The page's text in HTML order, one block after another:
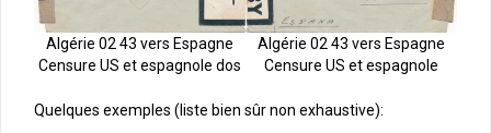
Algérie 02 43 vers Espagne
Censure US et espagnole dos
Algérie 02 43 vers Espagne
Censure US et espagnole
Quelques exemples (liste bien sûr non exhaustive):